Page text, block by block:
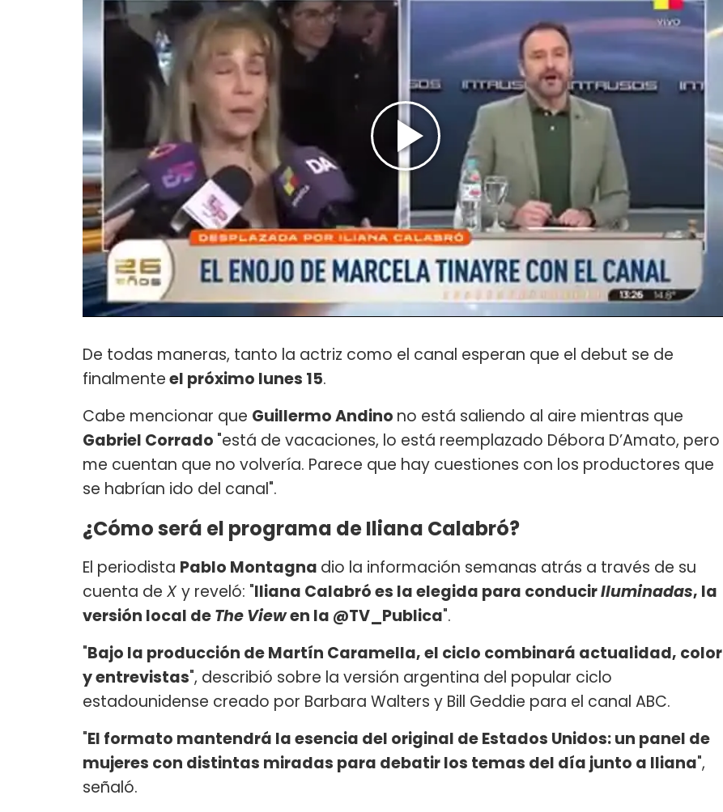
De todas maneras, tanto la actriz como el canal esperan que el debut se de
finalmenteel próximo lunes 15.
Cabe mencionar que Guillermo Andino no está saliendo al aire mientras que
Gabriel Corrado "está de vacaciones, lo está reemplazado Débora D’Amato, pero
me cuentan que no volvería. Parece que hay cuestiones con los productores que
se habrían ido del canal".
¿Cómo será el programa de Iliana Calabró?
El periodista Pablo Montagna dio la información semanas atrás a través de su
cuenta de Xy reveló: "Iliana Calabró es la elegida para conducirIluminadas, la
versión local deThe Viewen la @TV_Publica".
"Bajo la producción de Martín Caramella, el ciclo combinará actualidad, color
y entrevistas", describió sobre la versión argentina del popular ciclo
estadounidense creado por Barbara Walters y Bill Geddie para el canal ABC.
"El formato mantendrá la esencia del original de Estados Unidos: un panel de
mujeres con distintas miradas para debatir los temas del día junto a Iliana",
señaló.